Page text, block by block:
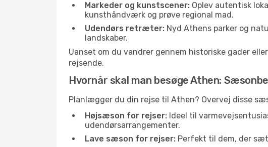
Markeder og kunstscener: Oplev autentisk
kunsthåndværk og prøve regional mad.
Udendørs retræter: Nyd Athens parker og
landskaber.
Uanset om du vandrer gennem historiske gader
rejsende.
Hvornår skal man besøge Athen:
Planlægger du din rejse til Athen? Overvej disse
Højsæson for rejser: Ideel til
udendørsarrangementer.
Lave sæson for rejser: Perfekt til dem, der